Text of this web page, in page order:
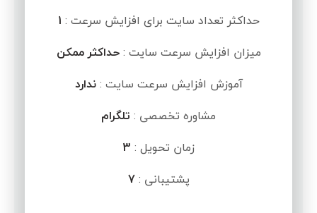
حداکثر تعداد سایت برای افزایش سرعت : 1
میزان افزایش سرعت سایت :حداکثر ممکن
آموزش افزایش سرعت سایت :ندارد
مشاوره تخصصی : تلگرام
زمان تحویل : 3
پشتیبانی :7